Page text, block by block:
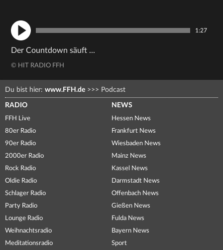
1:27
Der Countdown säuft ...
© HIT RADIO FFH
Du bist hier: www.FFH.de >>> Podcast
RADIO
FFH Live
80er Radio
90er Radio
2000er Radio
Rock Radio
Oldie Radio
Schlager Radio
Party Radio
Lounge Radio
Weihnachtsradio
Meditationsradio
NEWS
Hessen News
Frankfurt News
Wiesbaden News
Mainz News
Kassel News
Darmstadt News
Offenbach News
Gießen News
Fulda News
Bayern News
Sport